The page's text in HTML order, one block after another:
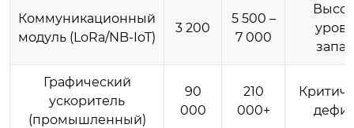
Коммуникационный
модуль (LoRa/NB-IoT)
3 200
5 500 –
7 000
Графический
ускоритель
(промышленный)
90
000
210
000+